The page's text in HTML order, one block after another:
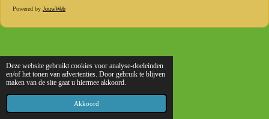
Deze website gebruikt cookies voor analyse-doeleinden
en/of het tonen van advertenties. Door gebruik te blijven
maken van de site gaat u hiermee akkoord.
Akkoord
Powered by JouwWeb